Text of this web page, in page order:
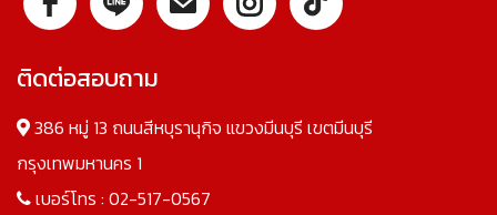
ติดต่อสอบถาม
386 หมู่ 13 ถนนสีหบุรานุกิจ แขวงมีนบุรี เขตมีนบุรี
กรุงเทพมหานคร 1
เบอร์โทร : 02-517-0567